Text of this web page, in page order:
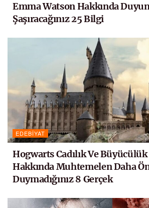
Emma Watson Hakkında
Şaşıracağınız 25 Bilgi
EDEBIYAT
Hogwarts Cadılık Ve
Hakkında Muhtemelen Daha
Duymadığınız 8 Gerçek